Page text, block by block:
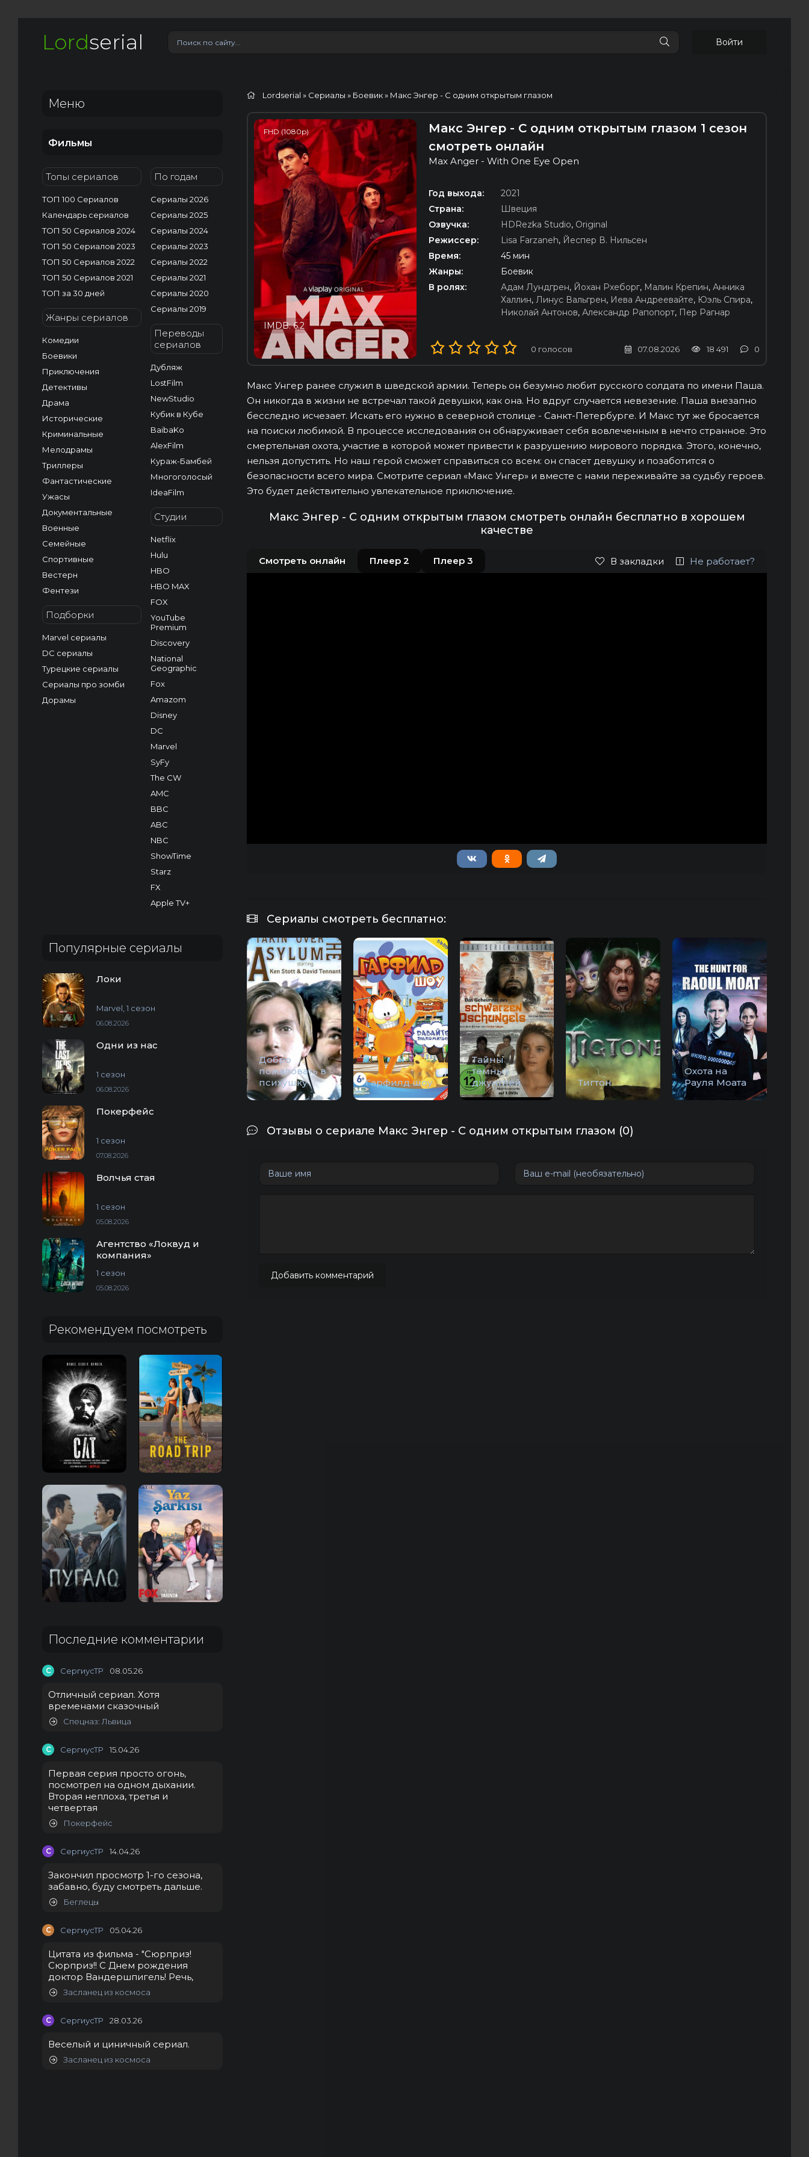
Lordserial Войти
Меню
Фильмы
Топы сериалов
ТОП 100 Сериалов
Календарь сериалов
ТОП 50 Сериалов 2024
ТОП 50 Сериалов 2023
ТОП 50 Сериалов 2022
ТОП 50 Сериалов 2021
ТОП за 30 дней
Жанры сериалов
Комедии
Боевики
Приключения
Детективы
Драма
Исторические
Криминальные
Мелодрамы
Триллеры
Фантастические
Ужасы
Документальные
Военные
Семейные
Спортивные
Вестерн
Фентези
Подборки
Marvel сериалы
DC сериалы
Турецкие сериалы
Сериалы про зомби
Дорамы
По годам
Сериалы 2026
Сериалы 2025
Сериалы 2024
Сериалы 2023
Сериалы 2022
Сериалы 2021
Сериалы 2020
Сериалы 2019
Переводы
сериалов
Дубляж
LostFilm
NewStudio
Кубик в Кубе
BaibaKo
AlexFilm
Кураж-Бамбей
Многоголосый
IdeaFilm
Студии
Netflix
Hulu
HBO
HBO MAX
FOX
YouTube
Premium
Discovery
National
Geographic
Fox
Amazom
Disney
DC
Marvel
SyFy
The CW
AMC
BBC
ABC
NBC
ShowTime
Starz
FX
Apple TV+
Популярные сериалы
Локи
Marvel, 1 сезон
06.08.2026
Одни из нас
1 сезон
06.08.2026
Покерфейс
1 сезон
07.08.2026
Волчья стая
1 сезон
05.08.2026
Агентство «Локвуд и
компания»
1 сезон
05.08.2026
Рекомендуем посмотреть
Последние комментарии
С СергиусТР 08.05.26
Отличный сериал. Хотя
временами сказочный
Спецназ: Львица
С СергиусТР 15.04.26
Первая серия просто огонь,
посмотрел на одном дыхании.
Вторая неплоха, третья и
четвертая
Покерфейс
С СергиусТР 14.04.26
Закончил просмотр 1-го сезона,
забавно, буду смотреть дальше.
Беглецы
С СергиусТР 05.04.26
Цитата из фильма - "Сюрприз!
Сюрприз!! С Днем рождения
доктор Вандершпигель! Речь,
Засланец из космоса
С СергиусТР 28.03.26
Веселый и циничный сериал.
Засланец из космоса
Lordserial » Сериалы » Боевик» Макс Энгер - С одним открытым глазом
FHD (1080p)
IMDB: 6.2
Макс Энгер - С одним открытым глазом 1 сезон
смотреть онлайн
Max Anger - With One Eye Open
Год выхода:
2021
Страна:
Швеция
Озвучка:
HDRezka Studio, Original
Режиссер:
Lisa Farzaneh, Йеспер В. Нильсен
Время:
45 мин
Жанры:
Боевик
В ролях:
Адам Лундгрен, Йохан Рхеборг, Малин Крепин, Анника
Халлин, Линус Вальгрен, Иева Андреевайте, Юэль Спира,
Николай Антонов, Александр Рапопорт, Пер Рагнар
0 голосов 07.08.2026 18 491 0
Макс Унгер ранее служил в шведской армии. Теперь он безумно любит русского солдата по имени Паша.
Он никогда в жизни не встречал такой девушки, как она. Но вдруг случается невезение. Паша внезапно
бесследно исчезает. Искать его нужно в северной столице - Санкт-Петербурге. И Макс тут же бросается
на поиски любимой. В процессе исследования он обнаруживает себя вовлеченным в нечто странное. Это
смертельная охота, участие в которой может привести к разрушению мирового порядка. Этого, конечно,
нельзя допустить. Но наш герой сможет справиться со всем: он спасет девушку и позаботится о
безопасности всего мира. Смотрите сериал «Макс Унгер» и вместе с нами переживайте за судьбу героев.
Это будет действительно увлекательное приключение.
Макс Энгер - С одним открытым глазом смотреть онлайн бесплатно в хорошем
качестве
Смотреть онлайн Плеер 2 Плеер 3 В закладки Не работает?
Сериалы смотреть бесплатно:
Добро
пожаловать в
психушку
Гарфилд шоу
Тайны
тёмных
джунглей
Тигтон
Охота на
Рауля Моата
Отзывы о сериале Макс Энгер - С одним открытым глазом (0)
Добавить комментарий